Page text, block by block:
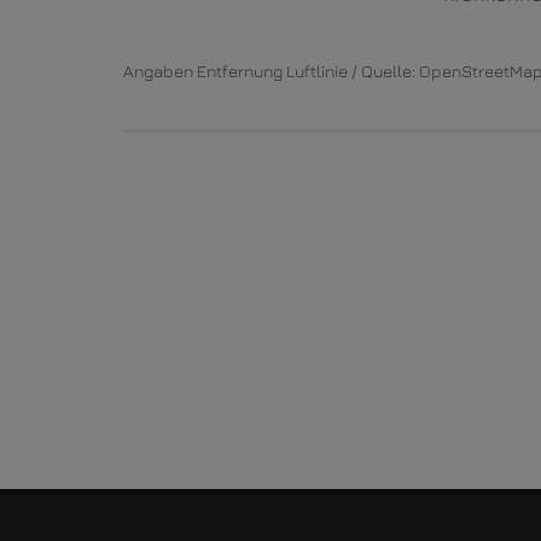
Angaben Entfernung Luftlinie / Quelle: OpenStreetMap